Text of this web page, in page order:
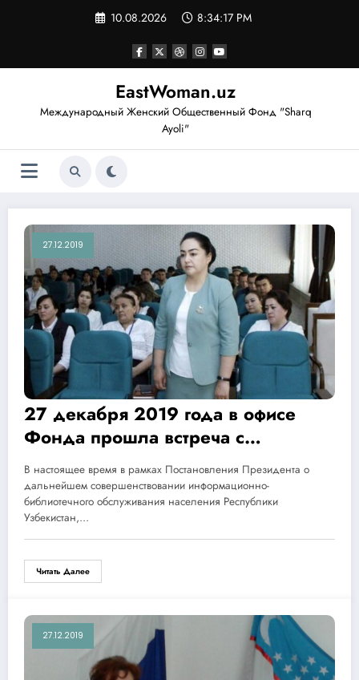
10.08.2026 8:34:18 PM
EastWoman.uz
Международный Женский Общественный Фонд "Sharq
Ayoli"
27.12.2019
27 декабря 2019 года в офисе
Фонда прошла встреча с
Ахмедовой Шаходат —
директором Самаркандского
информационно- ресурсного
В настоящее время в рамках Постановления Президента о
дальнейшем совершенствовании информационно-
библиотечного обслуживания населения Республики
Узбекистан,…
Читать Далее
27.12.2019